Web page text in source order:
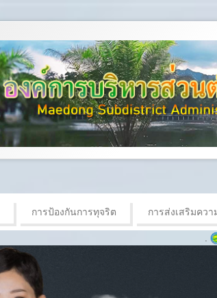
การป้องกันการทุจริต การส่งเสริมควา
. ยินดีต้อนรับเ